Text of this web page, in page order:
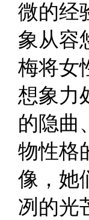
微的经
象从容
梅将女
想象力
的隐曲
物性格
像，她
冽的光